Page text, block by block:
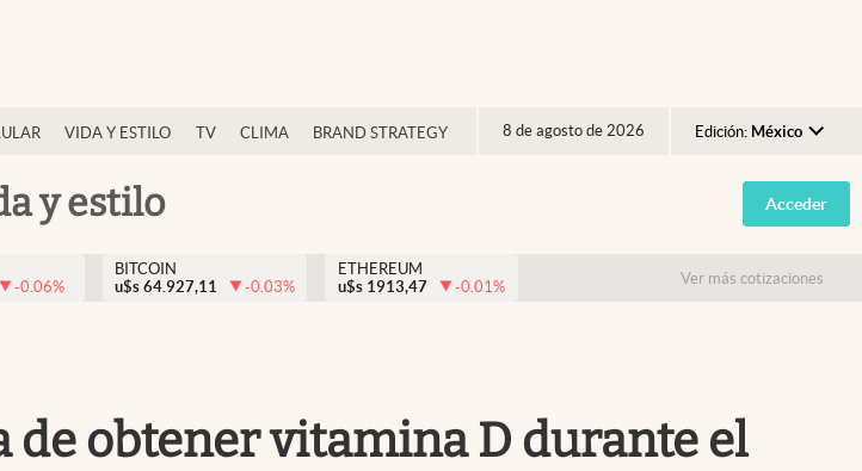
VIDA Y ESTILO TV CLIMA BRAND STRATEGY 8 de agosto de 2026 Edición: México
Argentina
España
USA
y estilo Acceder
-0.06%
BITCOIN
u$s 64.927,11 -0.03%
ETHEREUM
u$s 1913,47 -0.01% Ver más cotizaciones
de obtener vitamina D durante el